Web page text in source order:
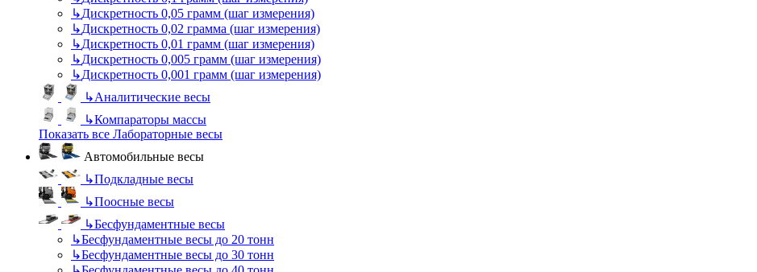
↳Дискретность 0,05 грамм (шаг измерения)
↳Дискретность 0,02 грамма (шаг измерения)
↳Дискретность 0,01 грамм (шаг измерения)
↳Дискретность 0,005 грамм (шаг измерения)
↳Дискретность 0,001 грамм (шаг измерения)
↳Аналитические весы
↳Компараторы массы
Показать все Лабораторные весы
Автомобильные весы
↳Подкладные весы
↳Поосные весы
↳Бесфундаментные весы
↳Бесфундаментные весы до 20 тонн
↳Бесфундаментные весы до 30 тонн